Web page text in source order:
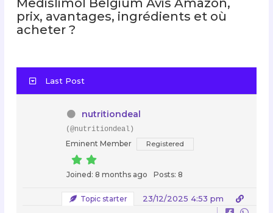
Medislimol Belgium Avis Amazon,
prix, avantages, ingrédients et où
acheter ?
Last Post
nutritiondeal
(@nutritiondeal)
Eminent Member Registered
Joined: 8 months ago Posts: 8
Topic starter 23/12/2025 4:53 pm